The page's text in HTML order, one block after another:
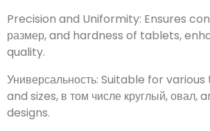
Точность и однородность:
размер,и твердость таблеток,
продукции
Универсальность: Подходит для
форм и размеров., в том числе
индивидуальный дизайн